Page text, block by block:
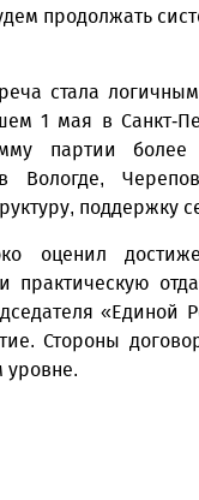
продолжать
стала
1 мая в Санкт-
партии более
в Вологде,
поддержку
оценил
практическую
«Единой
Стороны
уровне.